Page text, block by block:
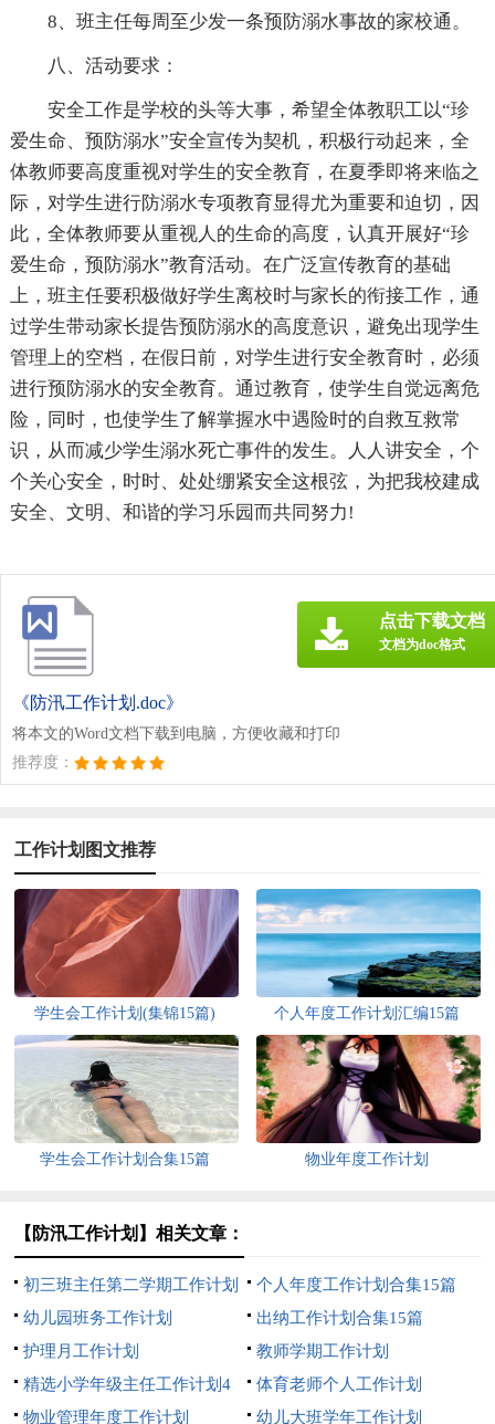
8、班主任每周至少发一条预防溺水事故的家校通。
八、活动要求：
安全工作是学校的头等大事，希望全体教职工以“珍
爱生命、预防溺水”安全宣传为契机，积极行动起来，全
体教师要高度重视对学生的安全教育，在夏季即将来临之
际，对学生进行防溺水专项教育显得尤为重要和迫切，因
此，全体教师要从重视人的生命的高度，认真开展好“珍
爱生命，预防溺水”教育活动。在广泛宣传教育的基础
上，班主任要积极做好学生离校时与家长的衔接工作，通
过学生带动家长提告预防溺水的高度意识，避免出现学生
管理上的空档，在假日前，对学生进行安全教育时，必须
进行预防溺水的安全教育。通过教育，使学生自觉远离危
险，同时，也使学生了解掌握水中遇险时的自救互救常
识，从而减少学生溺水死亡事件的发生。人人讲安全，个
个关心安全，时时、处处绷紧安全这根弦，为把我校建成
安全、文明、和谐的学习乐园而共同努力!
《防汛工作计划.doc》
将本文的Word文档下载到电脑，方便收藏和打印
推荐度：
点击下载文档
文档为doc格式
工作计划图文推荐
学生会工作计划(集锦15篇) 个人年度工作计划汇编15篇
学生会工作计划合集15篇 物业年度工作计划
【防汛工作计划】相关文章：
初三班主任第二学期工作计划
个人年度工作计划合集15篇
幼儿园班务工作计划
出纳工作计划合集15篇
护理月工作计划
教师学期工作计划
精选小学年级主任工作计划4
篇
体育老师个人工作计划
物业管理年度工作计划
幼儿大班学年工作计划